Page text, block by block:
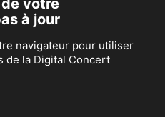
votre
à jour
navigateur pour utiliser
de la Digital Concert